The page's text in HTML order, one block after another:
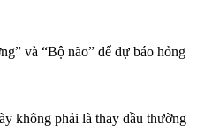
và “Bộ não” để dự báo hỏng
không phải là thay dầu thường